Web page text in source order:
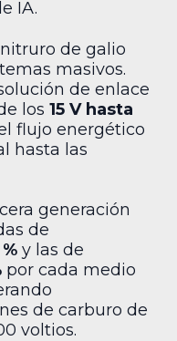
IA.
de galio
masivos.
de enlace
los 15 V hasta
flujo energético
hasta las
generación
de
y las de
por cada medio
de carburo de
voltios.